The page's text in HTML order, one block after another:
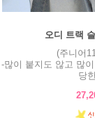
오디 트랙
(주니어
-많이 붙지도 않고 많
당